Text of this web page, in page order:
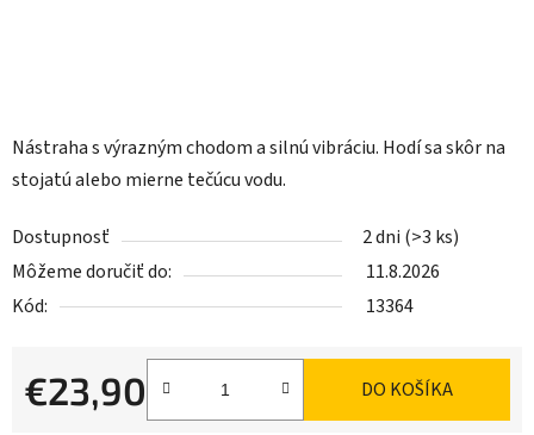
Nástraha s výrazným chodom a silnú vibráciu. Hodí sa skôr na
stojatú alebo mierne tečúcu vodu.
Dostupnosť 2 dni (>3 ks)
Môžeme doručiť do:
11.8.2026
Kód:
13364
€23,90
Jednotková cena:
DO KOŠÍKA